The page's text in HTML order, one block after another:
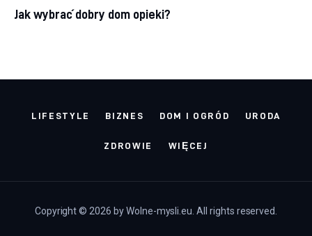
Jak wybrać dobry dom opieki?
LIFESTYLE BIZNES DOM I OGRÓD URODA
ZDROWIE WIĘCEJ
Copyright © 2026 by Wolne-mysli.eu. All rights reserved.